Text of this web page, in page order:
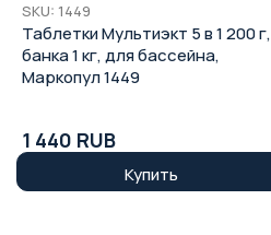
SKU: 1449
Таблетки Мультиэкт 5 в 1 200 г,
банка 1 кг, для бассейна,
Маркопул 1449
1 440 RUB
Купить